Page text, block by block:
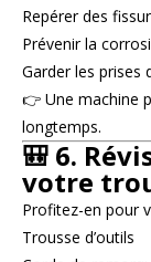
Repérer des
Prévenir la
Garder les prises
👉 Une machine
longtemps.
🎒 6.
votre
Profitez-en pour
Trousse d’outils